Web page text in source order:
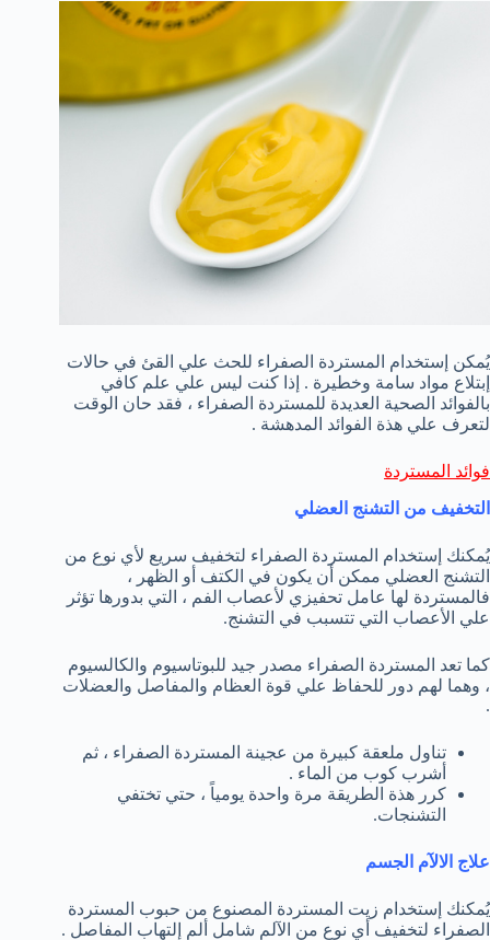
يُمكن إستخدام المستردة الصفراء للحث علي القئ في حالات
إبتلاع مواد سامة وخطيرة . إذا كنت ليس علي علم كافي
بالفوائد الصحية العديدة للمستردة الصفراء ، فقد حان الوقت
لتعرف علي هذة الفوائد المدهشة .
فوائد المستردة
التخفيف من التشنج العضلي
يُمكنك إستخدام المستردة الصفراء لتخفيف سريع لأي نوع من
التشنج العضلي ممكن أن يكون في الكتف أو الظهر ،
فالمستردة لها عامل تحفيزي لأعصاب الفم ، التي بدورها تؤثر
علي الأعصاب التي تتسبب في التشنج.
كما تعد المستردة الصفراء مصدر جيد للبوتاسيوم والكالسيوم
، وهما لهم دور للحفاظ علي قوة العظام والمفاصل والعضلات
.
تناول ملعقة كبيرة من عجينة المستردة الصفراء ، ثم
أشرب كوب من الماء .
كرر هذة الطريقة مرة واحدة يومياً ، حتي تختفي
التشنجات.
علاج الالآم الجسم
يُمكنك إستخدام زيت المستردة المصنوع من حبوب المستردة
الصفراء لتخفيف أي نوع من الآلم شامل ألم إلتهاب المفاصل .